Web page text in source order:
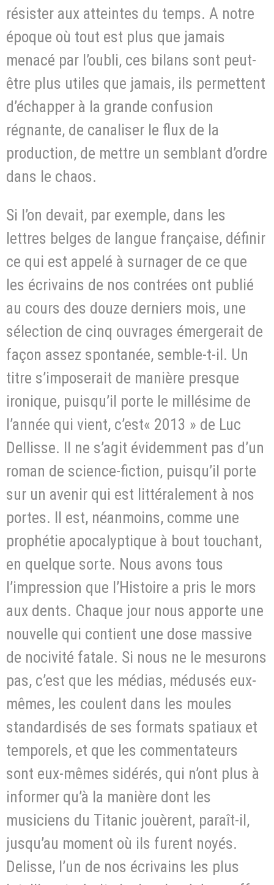
résister aux atteintes du temps. A notre
époque où tout est plus que jamais
menacé par l’oubli, ces bilans sont peut-
être plus utiles que jamais, ils permettent
d’échapper à la grande confusion
régnante, de canaliser le flux de la
production, de mettre un semblant d’ordre
dans le chaos.
Si l’on devait, par exemple, dans les
lettres belges de langue française, définir
ce qui est appelé à surnager de ce que
les écrivains de nos contrées ont publié
au cours des douze derniers mois, une
sélection de cinq ouvrages émergerait de
façon assez spontanée, semble-t-il. Un
titre s’imposerait de manière presque
ironique, puisqu’il porte le millésime de
l’année qui vient, c’est« 2013 » de Luc
Dellisse. Il ne s’agit évidemment pas d’un
roman de science-fiction, puisqu’il porte
sur un avenir qui est littéralement à nos
portes. Il est, néanmoins, comme une
prophétie apocalyptique à bout touchant,
en quelque sorte. Nous avons tous
l’impression que l’Histoire a pris le mors
aux dents. Chaque jour nous apporte une
nouvelle qui contient une dose massive
de nocivité fatale. Si nous ne le mesurons
pas, c’est que les médias, médusés eux-
mêmes, les coulent dans les moules
standardisés de ses formats spatiaux et
temporels, et que les commentateurs
sont eux-mêmes sidérés, qui n’ont plus à
informer qu’à la manière dont les
musiciens du Titanic jouèrent, paraît-il,
jusqu’au moment où ils furent noyés.
Delisse, l’un de nos écrivains les plus